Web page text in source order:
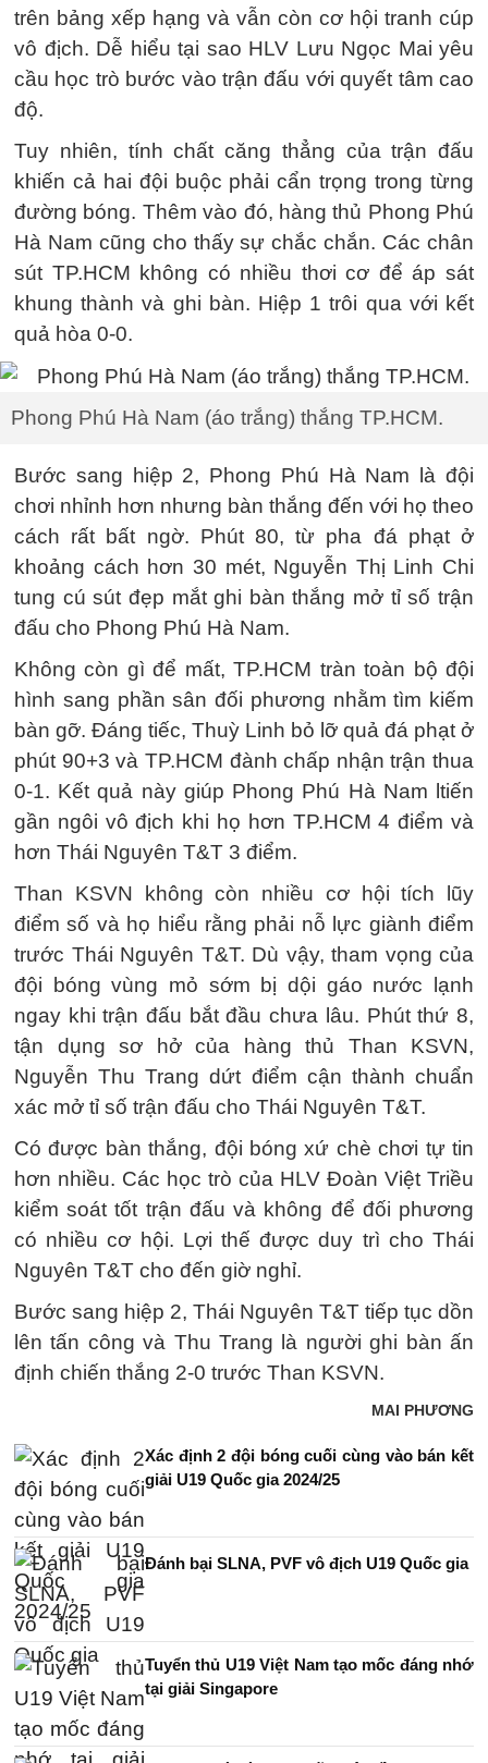
trên bảng xếp hạng và vẫn còn cơ hội tranh cúp
vô địch. Dễ hiểu tại sao HLV Lưu Ngọc Mai yêu
cầu học trò bước vào trận đấu với quyết tâm cao
độ.
Tuy nhiên, tính chất căng thẳng của trận đấu
khiến cả hai đội buộc phải cẩn trọng trong từng
đường bóng. Thêm vào đó, hàng thủ Phong Phú
Hà Nam cũng cho thấy sự chắc chắn. Các chân
sút TP.HCM không có nhiều thơi cơ để áp sát
khung thành và ghi bàn. Hiệp 1 trôi qua với kết
quả hòa 0-0.
Phong Phú Hà Nam (áo trắng) thắng TP.HCM.
Bước sang hiệp 2, Phong Phú Hà Nam là đội
chơi nhỉnh hơn nhưng bàn thắng đến với họ theo
cách rất bất ngờ. Phút 80, từ pha đá phạt ở
khoảng cách hơn 30 mét, Nguyễn Thị Linh Chi
tung cú sút đẹp mắt ghi bàn thắng mở tỉ số trận
đấu cho Phong Phú Hà Nam.
Không còn gì để mất, TP.HCM tràn toàn bộ đội
hình sang phần sân đối phương nhằm tìm kiếm
bàn gỡ. Đáng tiếc, Thuỳ Linh bỏ lỡ quả đá phạt ở
phút 90+3 và TP.HCM đành chấp nhận trận thua
0-1. Kết quả này giúp Phong Phú Hà Nam ltiến
gần ngôi vô địch khi họ hơn TP.HCM 4 điểm và
hơn Thái Nguyên T&T 3 điểm.
Than KSVN không còn nhiều cơ hội tích lũy
điểm số và họ hiểu rằng phải nỗ lực giành điểm
trước Thái Nguyên T&T. Dù vậy, tham vọng của
đội bóng vùng mỏ sớm bị dội gáo nước lạnh
ngay khi trận đấu bắt đầu chưa lâu. Phút thứ 8,
tận dụng sơ hở của hàng thủ Than KSVN,
Nguyễn Thu Trang dứt điểm cận thành chuẩn
xác mở tỉ số trận đấu cho Thái Nguyên T&T.
Có được bàn thắng, đội bóng xứ chè chơi tự tin
hơn nhiều. Các học trò của HLV Đoàn Việt Triều
kiểm soát tốt trận đấu và không để đối phương
có nhiều cơ hội. Lợi thế được duy trì cho Thái
Nguyên T&T cho đến giờ nghỉ.
Bước sang hiệp 2, Thái Nguyên T&T tiếp tục dồn
lên tấn công và Thu Trang là người ghi bàn ấn
định chiến thắng 2-0 trước Than KSVN.
MAI PHƯƠNG
Xác định 2 đội bóng cuối cùng vào bán kết
giải U19 Quốc gia 2024/25
Đánh bại SLNA, PVF vô địch U19 Quốc gia
Tuyển thủ U19 Việt Nam tạo mốc đáng nhớ
tại giải Singapore